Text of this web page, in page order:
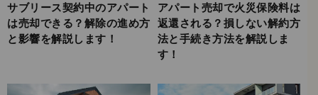
サブリース契約中のアパート
は売却できる？解除の進め方
と影響を解説します！
アパート売却で火災保険料は
返還される？損しない解約方
法と手続き方法を解説しま
す！